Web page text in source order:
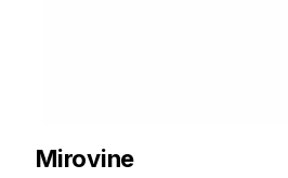
Mirovine